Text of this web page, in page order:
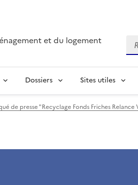
et du logement
Dossiers Sites utiles
de presse "Recyclage Fonds Friches